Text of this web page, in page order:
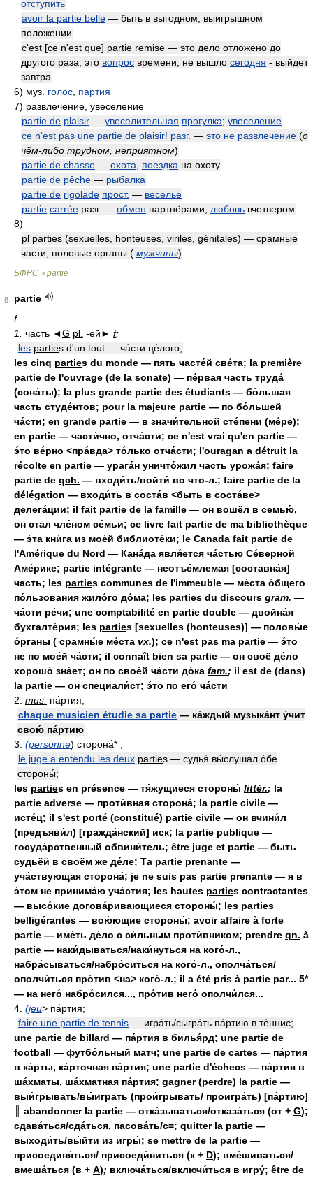
отступить
avoir la partie belle — быть в выгодном, выигрышном
положении
c'est [ce n'est que] partie remise — это дело отложено до
другого раза; это вопрос времени; не вышло сегодня - выйдет
завтра
6) муз. голос партия
7) развлечение, увеселение
partie de plaisir — увеселительная прогулка; увеселение
ce n'est pas une partie de plaisir! разг. — это не развлечение (о
чём-либо трудном, неприятном)
partie de chasse — охота поездка на охоту
partie de pêche — рыбалка
partie de rigolade прост. — веселье
partie carrée разг. — обмен партнёрами, любовь вчетвером
8)
pl parties (sexuelles, honteuses, viriles, génitales) — срамные
части, половые органы ( мужчины)
БФРС > partie
8
partie
f
1.
часть ◄G pl. -ей► f;
les parties d'un tout — ча́сти це́лого;
les cinq parties du monde — пять часте́й све́та; la première
partie de l'ouvrage (de la sonate) — пе́рвая часть труда́
(сона́ты); la plus grande partie des étudiants — бо́льшая
часть студе́нтов; pour la majeure partie — по бо́льшей
ча́сти; en grande partie — в значи́тельной сте́пени (ме́ре);
en partie — части́чно, отча́сти; ce n'est vrai qu'en partie —
э́то ве́рно <пра́вда> то́лько отча́сти; l'ouragan a détruit la
récolte en partie — урага́н уничто́жил часть урожа́я; faire
partie de qch. — входи́ть/войти́ во что-л.; faire partie de la
délégation — входи́ть в соста́в <быть в соста́ве>
делега́ции; il fait partie de la famille — он вошёл в семью́,
он стал чле́ном се́мьи; ce livre fait partie de ma bibliothèque
— э́та кни́га из мое́й библиоте́ки; le Canada fait partie de
l'Amérique du Nord — Кана́да явля́ется ча́стью Се́верной
Аме́рике; partie intégrante — неотъе́млемая [составна́я]
часть; les parties communes de l'immeuble — ме́ста о́бщего
по́льзования жило́го до́ма; les parties du discours gram. —
ча́сти ре́чи; une comptabilité en partie double — двойна́я
бухгалте́рия; les parties [sexuelles (honteuses)] — половы́е
о́рганы ( срамны́е ме́ста vx.); ce n'est pas ma partie — э́то
не по мое́й ча́сти; il connaît bien sa partie — он своё де́ло
хорошо́ зна́ет; он по свое́й ча́сти до́ка fam.; il est de (dans)
la partie — он специали́ст; э́то по его́ ча́сти
2. mus. па́ртия;
chaque musicien étudie sa partie — ка́ждый музыка́нт у́чит
свою́ па́ртию
3. (personne) сторона́* ;
le juge a entendu les deux parties — судья́ вы́слушал о́бе
стороны́;
les parties en présence — тя́жущиеся стороны́ littér.; la
partie adverse — проти́вная сторона́; la partie civile —
исте́ц; il s'est porté (constitué) partie civile — он вчини́л
(предъяви́л) [гражда́нский] иск; la partie publique —
госуда́рственный обвини́тель; être juge et partie — быть
судьёй в своём же де́ле; Та partie prenante —
уча́ствующая сторона́; je ne suis pas partie prenante — я в
э́том не принима́ю уча́стия; les hautes parties contractantes
— высо́кие догова́ривающиеся стороны́; les parties
belligérantes — вою́ющие стороны́; avoir affaire à forte
partie — име́ть де́ло с си́льным проти́вником; prendre qn. à
partie — наки́дываться/наки́нуться на кого́-л.,
набра́сываться/набро́ситься на кого́-л., ополча́ться/
ополчи́ться про́тив <на> кого́-л.; il a été pris à partie par... 5*
— на него́ набро́сился..., про́тив него́ ополчи́лся...
4. (jeu> па́ртия;
faire une partie de tennis — игра́ть/сыгра́ть па́ртию в те́ннис;
une partie de billard — па́ртия в билья́рд; une partie de
football — футбо́льный матч; une partie de cartes — па́ртия
в ка́рты, ка́рточная па́ртия; une partie d'échecs — па́ртия в
ша́хматы, ша́хматная па́ртия; gagner (perdre) la partie —
выи́грывать/вы́играть (прои́грывать/ проигра́ть) [па́ртию]
║ abandonner la partie — отка́зываться/отказа́ться (от + G);
сдава́ться/сда́ться, пасова́ть/с=; quitter la partie —
выходи́ть/вы́йти из игры́; se mettre de la partie —
присоединя́ться/ присоеди́ниться (к + D); вме́шиваться/
вмеша́ться (в + A); включа́ться/включи́ться в игру́; être de